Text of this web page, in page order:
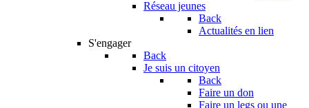
Réseau jeunes
Back
Actualités en lien
S'engager
Back
Je suis un citoyen
Back
Faire un don
Faire un legs ou une